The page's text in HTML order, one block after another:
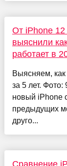
От iPhone
выяснили
работает в
Выясняем,
за 5 лет. Фото:
новый iPhone
предыдущих
друго...